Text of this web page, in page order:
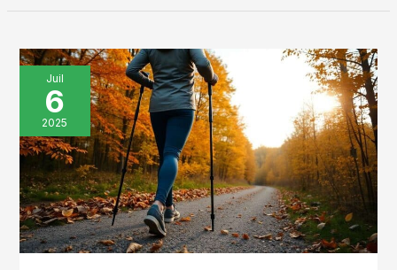
Juil
6
2025
erreurs
de
marche
nordique
à
éviter
pour